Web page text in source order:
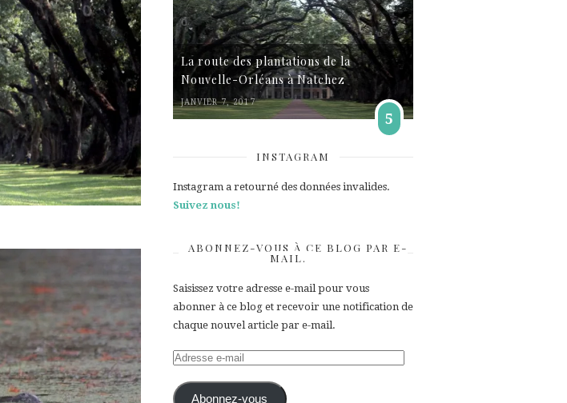
La route des plantations de la
Nouvelle-Orléans à Natchez
JANVIER 7, 2017
5
INSTAGRAM
Instagram a retourné des données invalides.
Suivez nous!
ABONNEZ-VOUS À CE BLOG PAR E-
MAIL.
Saisissez votre adresse e-mail pour vous
abonner à ce blog et recevoir une notification de
chaque nouvel article par e-mail.
Adresse
mail Abonnez-vous